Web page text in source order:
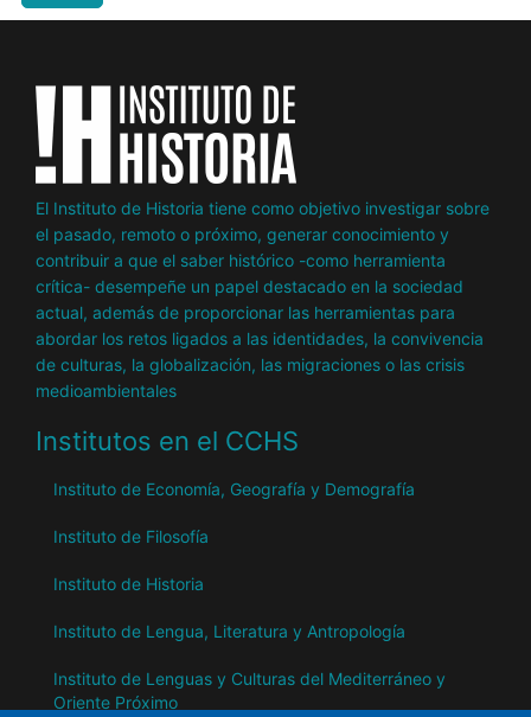
El Instituto de Historia tiene como objetivo investigar sobre
el pasado, remoto o próximo, generar conocimiento y
contribuir a que el saber histórico -como herramienta
crítica- desempeñe un papel destacado en la sociedad
actual, además de proporcionar las herramientas para
abordar los retos ligados a las identidades, la convivencia
de culturas, la globalización, las migraciones o las crisis
medioambientales
Institutos en el CCHS
Instituto de Economía, Geografía y Demografía
Instituto de Filosofía
Instituto de Historia
Instituto de Lengua, Literatura y Antropología
Instituto de Lenguas y Culturas del Mediterráneo y
Oriente Próximo